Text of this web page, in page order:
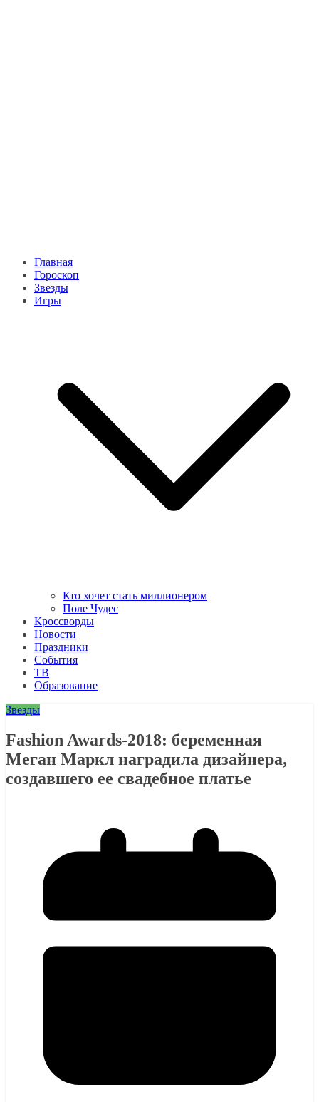
Главная
Гороскоп
Звезды
Игры
Кто хочет стать миллионером
Поле Чудес
Кроссворды
Новости
Праздники
События
ТВ
Образование
Звезды
Fashion Awards-2018: беременная
Меган Маркл наградила дизайнера,
создавшего ее свадебное платье